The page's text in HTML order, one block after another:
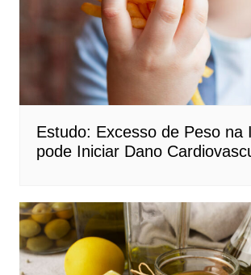
Estudo: Excesso de Peso na
pode Iniciar Dano